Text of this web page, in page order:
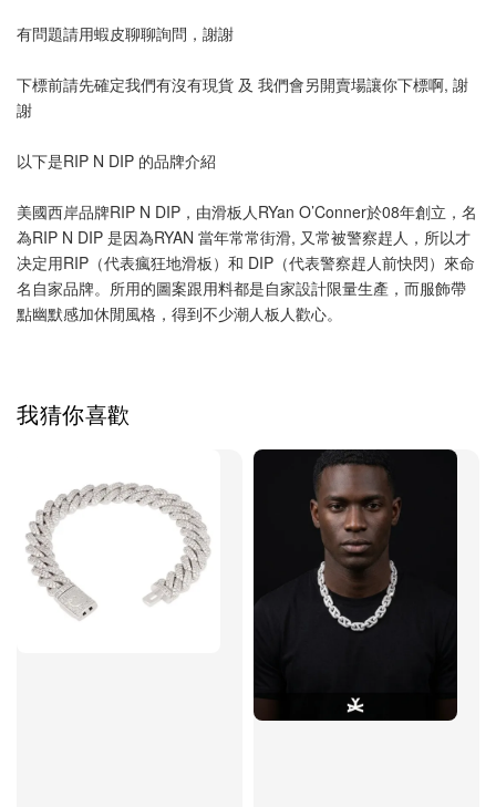
有問題請用蝦皮聊聊詢問，謝謝
下標前請先確定我們有沒有現貨 及 我們會另開賣場讓你下標啊, 謝
謝
以下是RIP N DIP 的品牌介紹
美國西岸品牌RIP N DIP，由滑板人RYan O’Conner於08年創立，名
為RIP N DIP 是因為RYAN 當年常常街滑, 又常被警察趕人，所以才
决定用RIP（代表瘋狂地滑板）和 DIP（代表警察趕人前快閃）來命
名自家品牌。所用的圖案跟用料都是自家設計限量生產，而服飾帶
點幽默感加休閒風格，得到不少潮人板人歡心。
我猜你喜歡